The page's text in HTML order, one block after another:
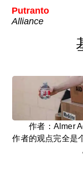
Putranto
Alliance
作者：Almer
作者的观点完全是